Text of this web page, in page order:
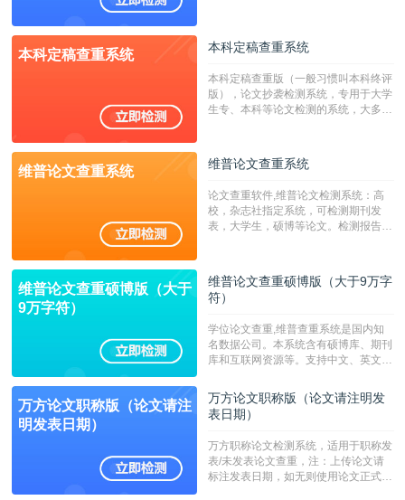
校用来检测硕博论文的系统，检测范围
广，数据来源真实，检测算法合理!本
字符数30万）
本科定稿查重系统 本科定稿查重系统
本科定稿查重版（一般习惯叫本科终评
版），论文抄袭检测系统，专用于大学
生专、本科等论文检测的系统，大多数
维普论文查重系统 维普论文查重系统
论文查重软件,维普论文检测系统：高
校，杂志社指定系统，可检测期刊发
表，大学生，硕博等论文。检测报告支
维普论文查重硕博版（大于
9万字符）
维普论文查重硕博版（大于9万字
符）
学位论文查重,维普查重系统是国内知
名数据公司。本系统含有硕博库、期刊
库和互联网资源等。支持中文、英文、
定院校！！！
万方论文职称版（论文请注
明发表日期）
万方论文职称版（论文请注明发
表日期）
万方职称论文检测系统，适用于职称发
表/未发表论文查重，注：上传论文请
标注发表日期，如无则使用论文正式发